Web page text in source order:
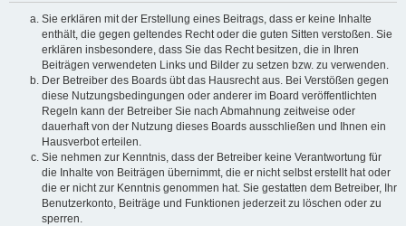
Sie erklären mit der Erstellung eines Beitrags, dass er keine Inhalte
enthält, die gegen geltendes Recht oder die guten Sitten verstoßen. Sie
erklären insbesondere, dass Sie das Recht besitzen, die in Ihren
Beiträgen verwendeten Links und Bilder zu setzen bzw. zu verwenden.
Der Betreiber des Boards übt das Hausrecht aus. Bei Verstößen gegen
diese Nutzungsbedingungen oder anderer im Board veröffentlichten
Regeln kann der Betreiber Sie nach Abmahnung zeitweise oder
dauerhaft von der Nutzung dieses Boards ausschließen und Ihnen ein
Hausverbot erteilen.
Sie nehmen zur Kenntnis, dass der Betreiber keine Verantwortung für
die Inhalte von Beiträgen übernimmt, die er nicht selbst erstellt hat oder
die er nicht zur Kenntnis genommen hat. Sie gestatten dem Betreiber, Ihr
Benutzerkonto, Beiträge und Funktionen jederzeit zu löschen oder zu
sperren.